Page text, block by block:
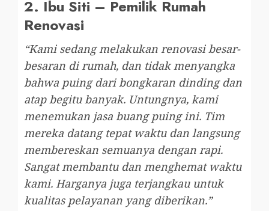
2. Ibu Siti – Pemilik Rumah
Renovasi
“Kami sedang melakukan renovasi besar-
besaran di rumah, dan tidak menyangka
bahwa puing dari bongkaran dinding dan
atap begitu banyak. Untungnya, kami
menemukan jasa buang puing ini. Tim
mereka datang tepat waktu dan langsung
membereskan semuanya dengan rapi.
Sangat membantu dan menghemat waktu
kami. Harganya juga terjangkau untuk
kualitas pelayanan yang diberikan.”